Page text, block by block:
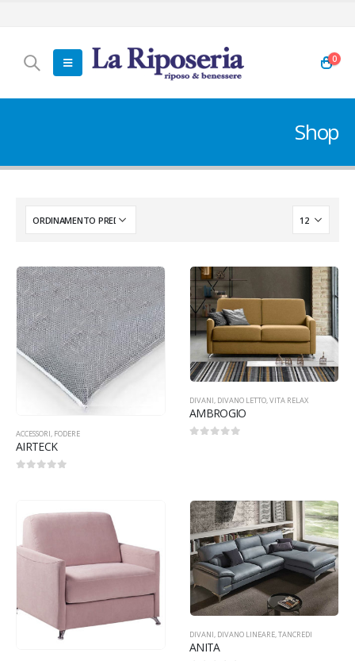
0
Shop
ACCESSORI, FODERE
AIRTECK
DIVANI, DIVANO LETTO,VITA RELAX
AMBROGIO
DIVANI, DIVANO LINEARE,TANCREDI
ANITA